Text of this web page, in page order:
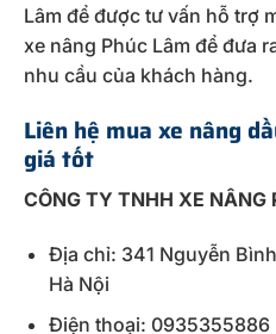
Lâm để được tư vấn hỗ trợ
xe nâng Phúc Lâm để đưa
nhu cầu của khách hàng.
Liên hệ mua xe nâng
giá tốt
CÔNG TY TNHH XE NÂNG
Địa chỉ: 341 Nguyễn
Hà Nội
Điện thoại: 0935355886